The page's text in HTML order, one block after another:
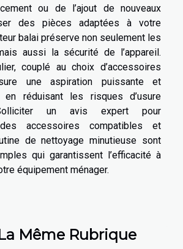
ou de l’ajout de nouveaux
des pièces adaptées à votre
balai préserve non seulement les
aussi la sécurité de l’appareil.
couplé au choix d’accessoires
une aspiration puissante et
en réduisant les risques d’usure
un avis expert pour
des accessoires compatibles et
de nettoyage minutieuse sont
qui garantissent l’efficacité à
équipement ménager.
Même Rubrique